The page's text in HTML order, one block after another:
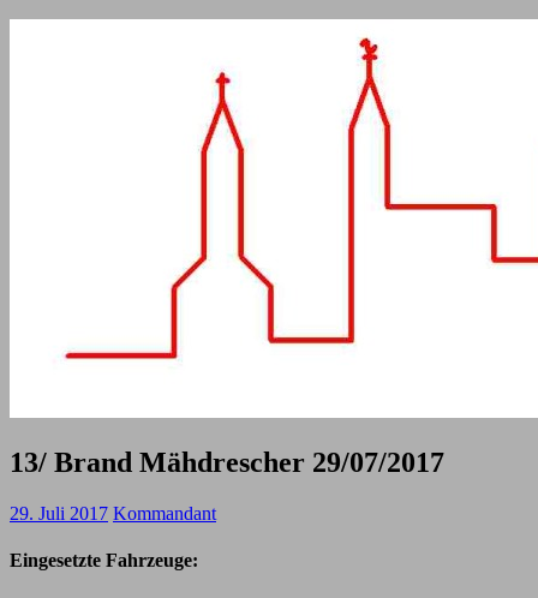
13/ Brand Mähdrescher 29/07/2017
29. Juli 2017 Kommandant
Eingesetzte Fahrzeuge: